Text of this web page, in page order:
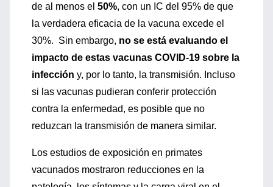
de al menos el 50%, con un IC del 95% de que
la verdadera eficacia de la vacuna excede el
30%. Sin embargo, no se está evaluando el
impacto de estas vacunas COVID-19 sobre la
infección y, por lo tanto, la transmisión. Incluso
si las vacunas pudieran conferir protección
contra la enfermedad, es posible que no
reduzcan la transmisión de manera similar.
Los estudios de exposición en primates
vacunados mostraron reducciones en la